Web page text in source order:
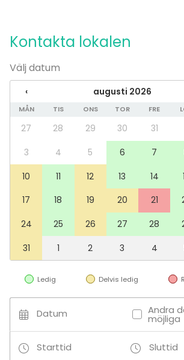
Kontakta lokalen
Välj datum
‹ augusti 2026
MÅN TIS ONS TOR FRE
27 28 29 30 31
3
4 5 6 7
10
11 12 13 14
17
18 19 20 21
24
25 26 27 28
31
1 2 3 4
Ledig Delvis ledig
Datum Andra
möjliga
Starttid Sluttid